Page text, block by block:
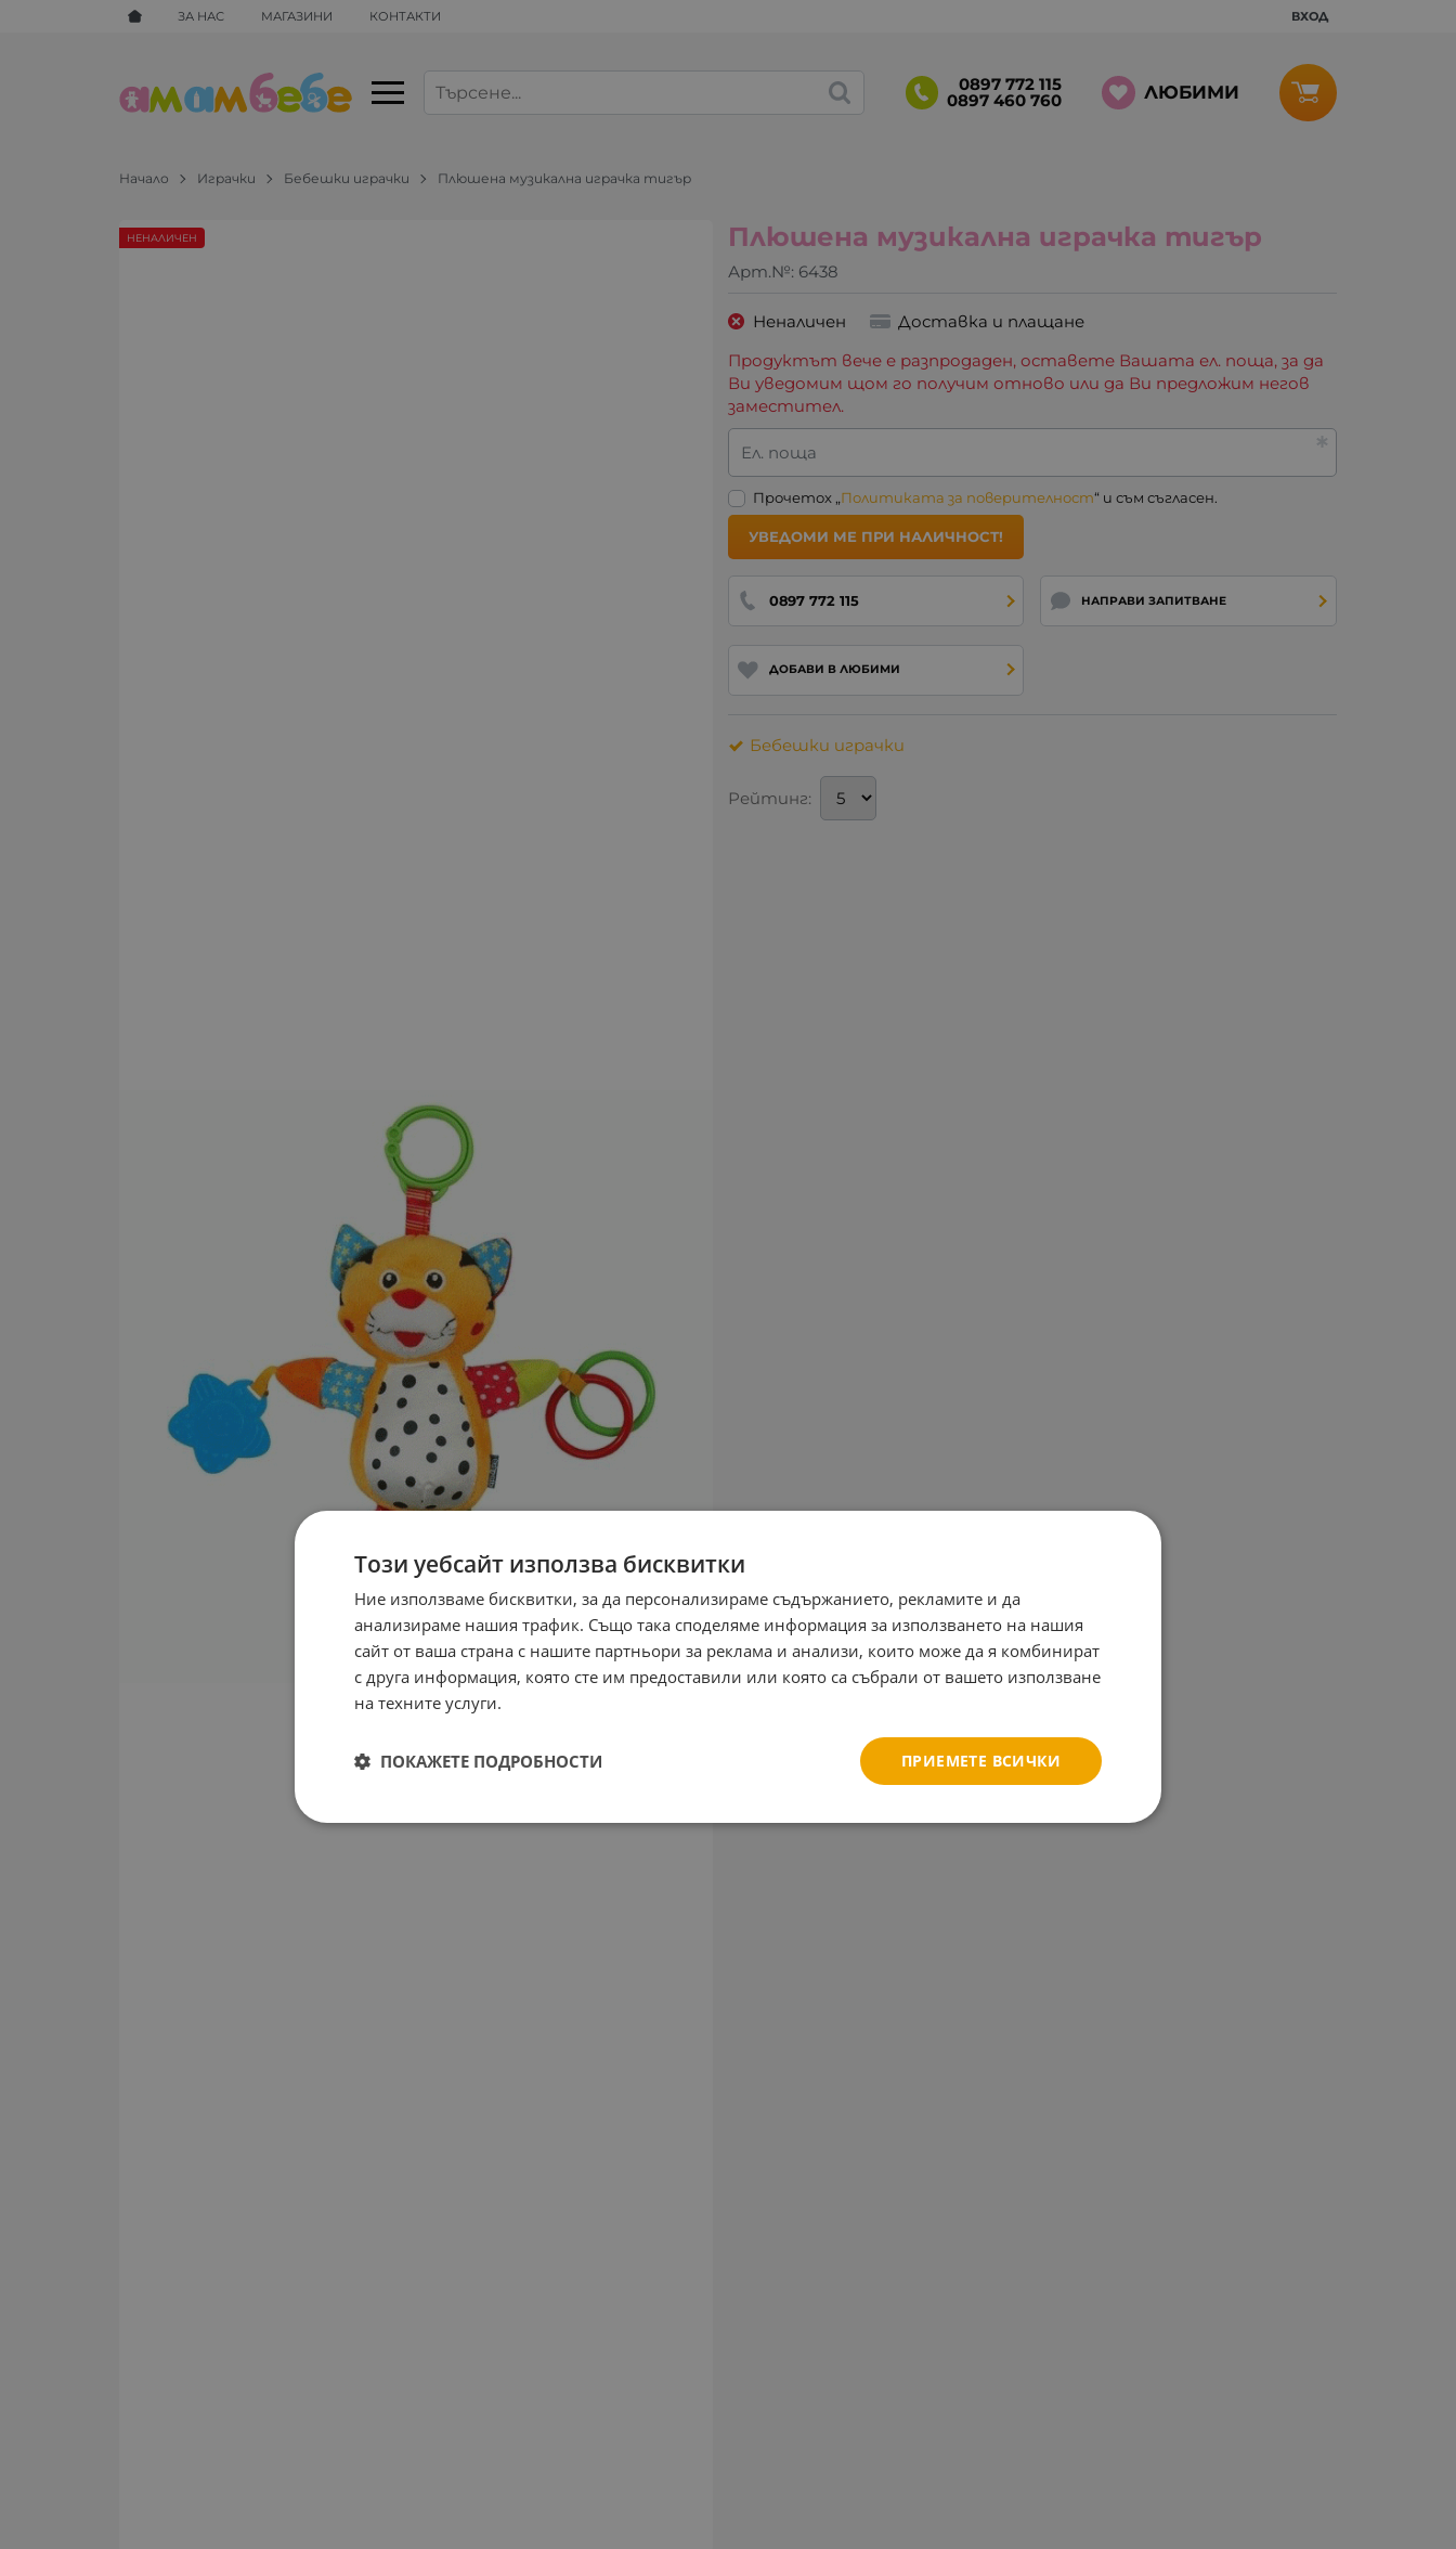
ЗА НАС МАГАЗИНИ КОНТАКТИ ВХОД
0897 772 115
0897 460 760 ЛЮБИМИ
Начало Играчки Бебешки играчки Плюшена музикална играчка тигър
Плюшена музикална играчка тигър
Арт.№: 6438
НЕНАЛИЧЕН
Неналичен
Доставка и плащане
Продуктът вече е разпродаден, оставете Вашата ел. поща, за да
Ви уведомим щом го получим отново или да Ви предложим негов
заместител.
Ел. поща
Прочетох „Политиката за поверителност“ и съм съгласен.
УВЕДОМИ МЕ ПРИ НАЛИЧНОСТ!
0897 772 115 НАПРАВИ ЗАПИТВАНЕ
ДОБАВИ В ЛЮБИМИ
Бебешки играчки
Рейтинг:
Този уебсайт използва бисквитки
Ние използваме бисквитки, за да персонализираме съдържанието, рекламите и да
анализираме нашия трафик. Също така споделяме информация за използването на нашия
сайт от ваша страна с нашите партньори за реклама и анализи, които може да я комбинират
с друга информация, която сте им предоставили или която са събрали от вашето използване
на техните услуги.
ПРИЕМЕТЕ ВСИЧКИ
ПОКАЖЕТЕ ПОДРОБНОСТИ